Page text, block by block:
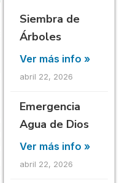
Siembra de
Árboles
Ver más info »
abril 22, 2026
Emergencia
Agua de Dios
Ver más info »
abril 22, 2026